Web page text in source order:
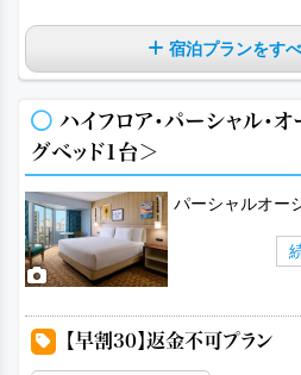
宿泊プランをす
ハイフロア・パーシャル・
グベッド1台＞
パーシャルオー
【早割30】返金不可プラン